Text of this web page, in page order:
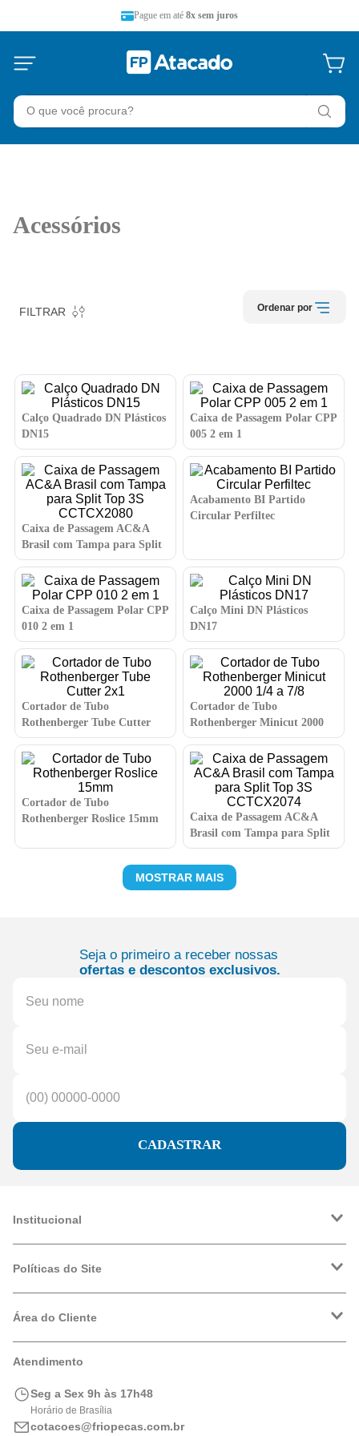
Pague em até 8x sem juros
O que você procura?
Acessórios
FILTRAR Ordenar por
Calço Quadrado DN Plásticos
DN15
Caixa de Passagem Polar CPP
005 2 em 1
Caixa de Passagem AC&A
Brasil com Tampa para Split
Top 3S CCTCX2080
Acabamento BI Partido
Circular Perfiltec
Caixa de Passagem Polar CPP
010 2 em 1
Calço Mini DN Plásticos
DN17
Cortador de Tubo
Rothenberger Tube Cutter
2x1
Cortador de Tubo
Rothenberger Minicut 2000
1/4 a 7/8
Cortador de Tubo
Rothenberger Roslice 15mm
Caixa de Passagem AC&A
Brasil com Tampa para Split
Top 3S CCTCX2074
MOSTRAR MAIS
Seja o primeiro a receber nossas
ofertas e descontos exclusivos.
CADASTRAR
Institucional
Trabalhe Conosco
Políticas do Site
Política de Privacidade
Logística
Área do Cliente
Meus Pedidos
Portal de Boletos
Atendimento
Seg a Sex 9h às 17h48
Horário de Brasília
cotacoes@friopecas.com.br